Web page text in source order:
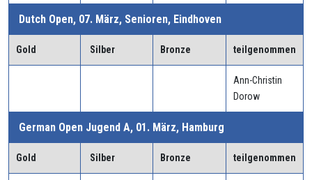
Dutch Open, 07. März, Senioren, Eindhoven
Gold Silber Bronze teilgenommen
Ann-Christin
Dorow
German Open Jugend A, 01. März, Hamburg
Gold Silber Bronze teilgenommen